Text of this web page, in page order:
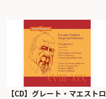
【CD】グレート・マエストロ